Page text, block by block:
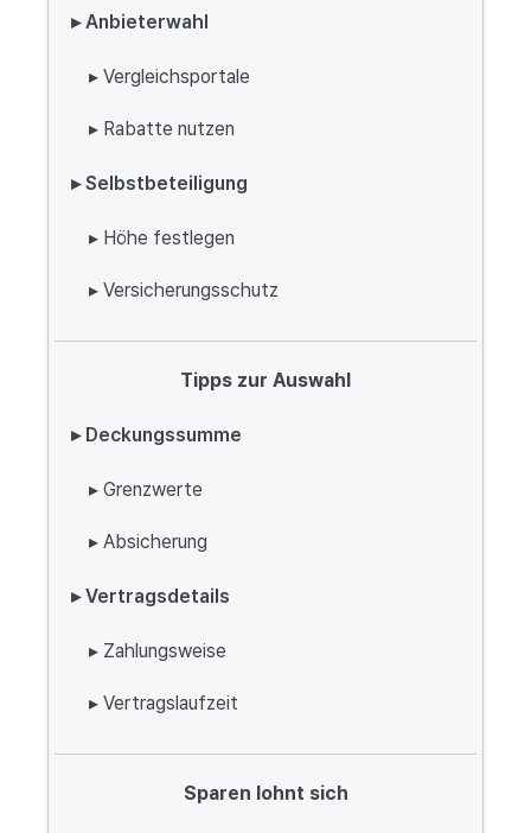
▸ Anbieterwahl
▸ Vergleichsportale
▸ Rabatte nutzen
▸ Selbstbeteiligung
▸ Höhe festlegen
▸ Versicherungsschutz
Tipps zur Auswahl
▸ Deckungssumme
▸ Grenzwerte
▸ Absicherung
▸ Vertragsdetails
▸ Zahlungsweise
▸ Vertragslaufzeit
Sparen lohnt sich